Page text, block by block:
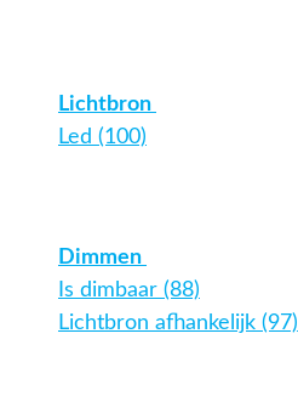
Lichtbron
Led (100)
Dimmen
Is dimbaar (88)
Lichtbron afhankelijk (97)